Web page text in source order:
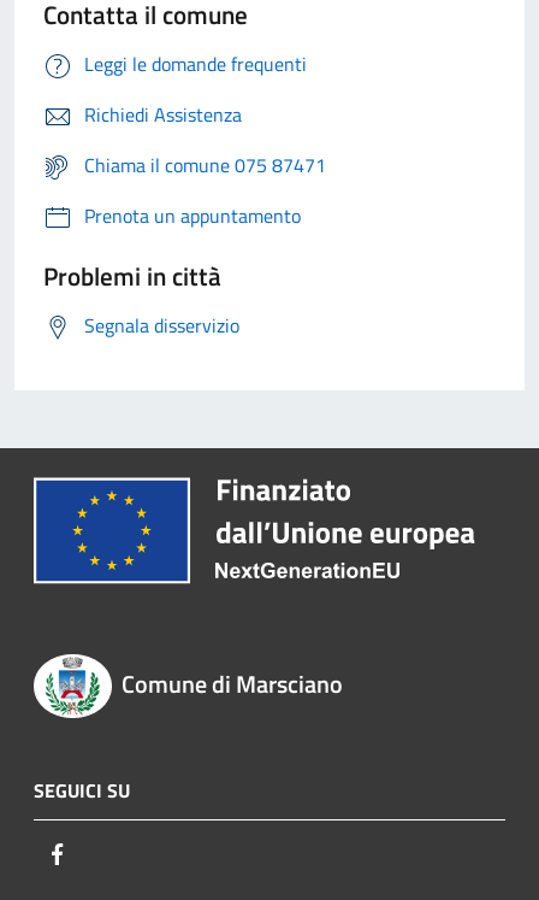
Contatta il comune
Leggi le domande frequenti
Richiedi Assistenza
Chiama il comune 075 87471
Prenota un appuntamento
Problemi in città
Segnala disservizio
Comune di Marsciano
SEGUICI SU